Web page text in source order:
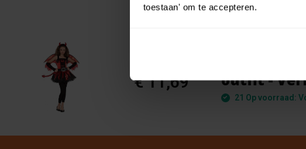
toestaan' om te accepteren.
€ 11,69
outfit -
21 Op voorraad: